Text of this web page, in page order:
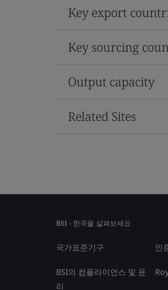
Key export
Key sourcing
Output capacity
Related Sites
BSI - 한국을 살펴보세요
국가표준기구
BSI의 컴플라이언스 및 윤
리
인